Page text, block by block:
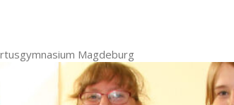
Magdeburg